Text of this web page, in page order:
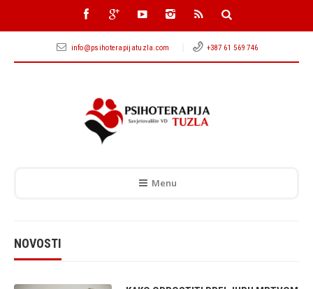
info@psihoterapijatuzla.com +387 61 569 746
Menu
NOVOSTI